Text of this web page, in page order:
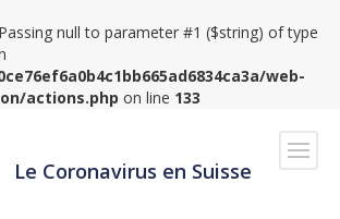
null to parameter #1 ($string) of type
web-
actions.php on line 133
Le Coronavirus en Suisse